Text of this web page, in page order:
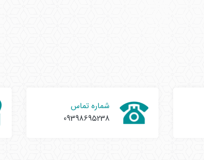
شماره تماس
09398695238